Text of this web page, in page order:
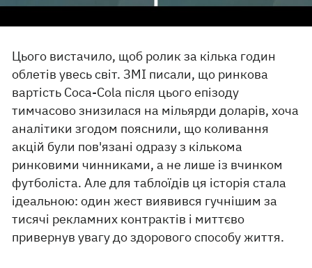
Цього вистачило, щоб ролик за кілька годин
облетів увесь світ. ЗМІ писали, що ринкова
вартість Coca-Cola після цього епізоду
тимчасово знизилася на мільярди доларів, хоча
аналітики згодом пояснили, що коливання
акцій були пов'язані одразу з кількома
ринковими чинниками, а не лише із вчинком
футболіста. Але для таблоїдів ця історія стала
ідеальною: один жест виявився гучнішим за
тисячі рекламних контрактів і миттєво
привернув увагу до здорового способу життя.